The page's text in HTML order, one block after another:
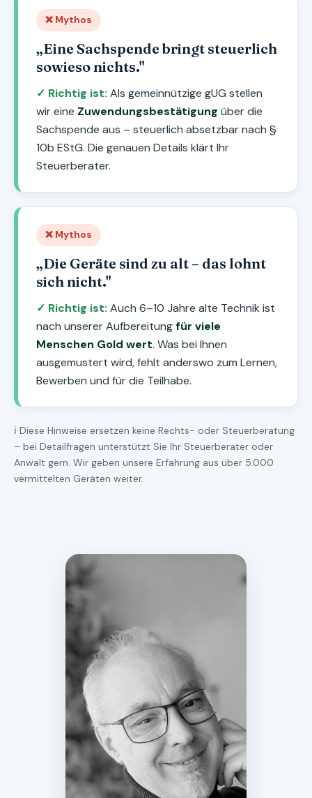
❌ Mythos
„Eine Sachspende bringt steuerlich
sowieso nichts."
✓ Richtig ist: Als gemeinnützige gUG stellen
wir eine Zuwendungsbestätigung über die
Sachspende aus – steuerlich absetzbar nach §
10b EStG. Die genauen Details klärt Ihr
Steuerberater.
❌ Mythos
„Die Geräte sind zu alt – das lohnt
sich nicht."
✓ Richtig ist: Auch 6–10 Jahre alte Technik ist
nach unserer Aufbereitungfür viele
Menschen Gold wert. Was bei Ihnen
ausgemustert wird, fehlt anderswo zum Lernen,
Bewerben und für die Teilhabe.
ℹ️ Diese Hinweise ersetzen keine Rechts- oder Steuerberatung
– bei Detailfragen unterstützt Sie Ihr Steuerberater oder
Anwalt gern. Wir geben unsere Erfahrung aus über 5.000
vermittelten Geräten weiter.